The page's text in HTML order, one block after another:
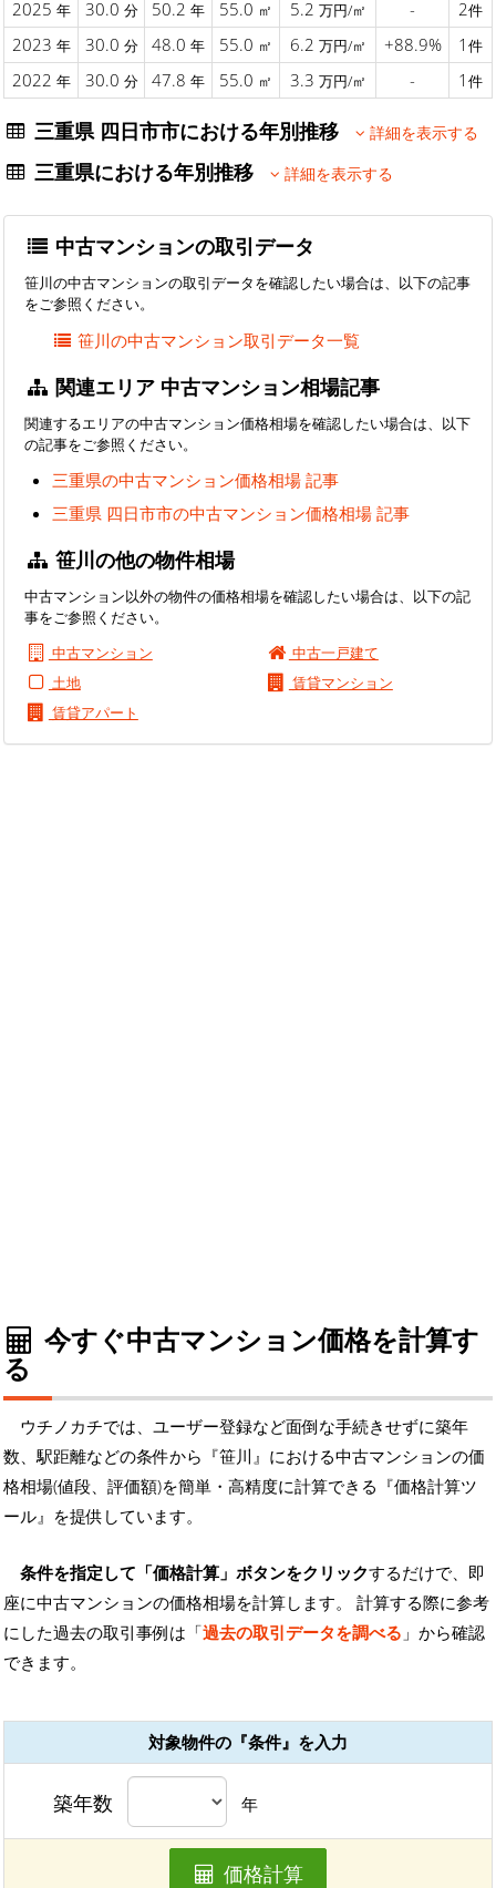
2025 年 30.0 分 50.2 年 55.0 ㎡ 5.2 万円/㎡ - 2件
2023 年 30.0 分 48.0 年 55.0 ㎡ 6.2 万円/㎡ +88.9% 1 件
2022 年 30.0 分 47.8 年 55.0 ㎡ 3.3 万円/㎡ - 1 件
三重県 四日市市における年別推移 詳細を表示する
三重県における年別推移 詳細を表示する
中古マンションの取引データ
笹川の中古マンションの取引データを確認したい場合は、以下の記事
をご参照ください。
笹川の中古マンション取引データ一覧
関連エリア 中古マンション相場記事
関連するエリアの中古マンション価格相場を確認したい場合は、以下
の記事をご参照ください。
三重県の中古マンション価格相場 記事
三重県 四日市市の中古マンション価格相場 記事
笹川の他の物件相場
中古マンション以外の物件の価格相場を確認したい場合は、以下の記
事をご参照ください。
中古マンション
中古一戸建て
土地
賃貸マンション
賃貸アパート
今すぐ中古マンション価格を計算す
る
ウチノカチでは、ユーザー登録など面倒な手続きせずに築年
数、駅距離などの条件から『笹川』における中古マンションの価
格相場(値段、評価額)を簡単・高精度に計算できる『価格計算ツ
ール』を提供しています。
条件を指定して「価格計算」ボタンをクリックするだけで、即
座に中古マンションの価格相場を計算します。 計算する際に参考
にした過去の取引事例は「過去の取引データを調べる 」から確認
できます。
対象物件の『条件』を入力
築年数 年
価格計算